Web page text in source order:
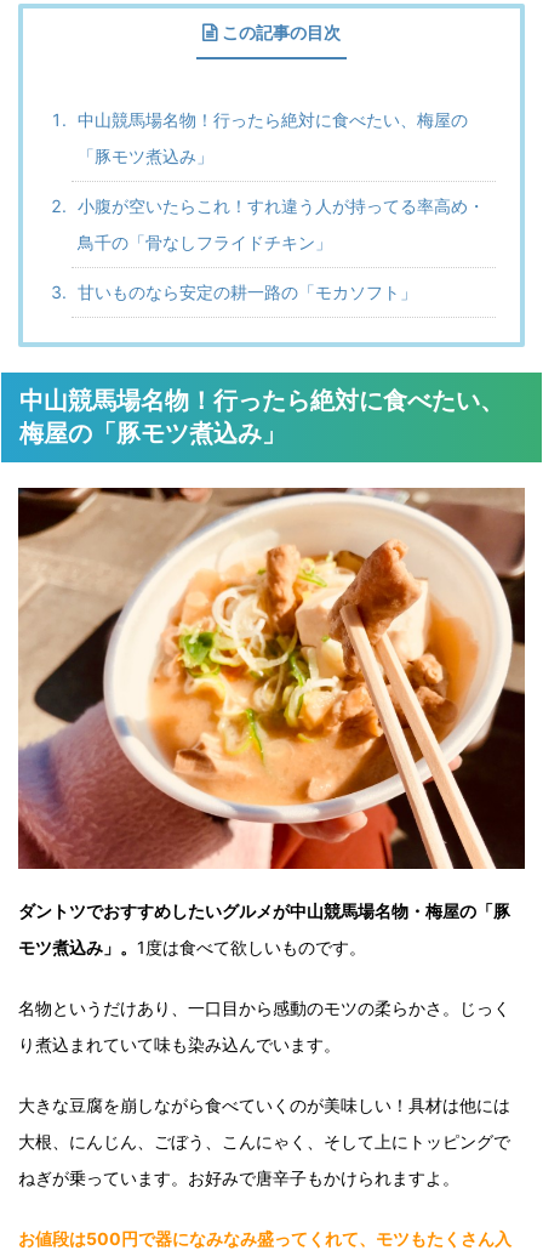
この記事の目次
中山競馬場名物！行ったら絶対に食べたい、梅屋の
「豚モツ煮込み」
小腹が空いたらこれ！すれ違う人が持ってる率高め・
鳥千の「骨なしフライドチキン」
甘いものなら安定の耕一路の「モカソフト」
中山競馬場名物！行ったら絶対に食べたい、
梅屋の「豚モツ煮込み」
ダントツでおすすめしたいグルメが中山競馬場名物・梅屋の「豚
モツ煮込み」。 1度は食べて欲しいものです。
名物というだけあり、一口目から感動のモツの柔らかさ。じっく
り煮込まれていて味も染み込んでいます。
大きな豆腐を崩しながら食べていくのが美味しい！具材は他には
大根、にんじん、ごぼう、こんにゃく、そして上にトッピングで
ねぎが乗っています。お好みで唐辛子もかけられますよ。
お値段は500円で器になみなみ盛ってくれて、モツもたくさん入